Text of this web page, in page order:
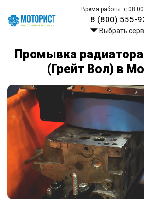
Время работы: с
8 (800) 555-
Выбрать
Промывка радиатора
(Грейт Вол) в